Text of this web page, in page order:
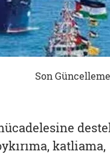
Son
katliama,